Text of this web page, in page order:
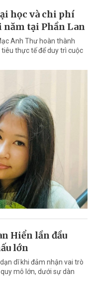
học và chi phí
tại Phần Lan
Anh Thư hoàn thành
thực tế để duy trì cuộc
Hiển lần đầu
lớn
dĩ khi đảm nhận vai trò
mô lớn, dưới sự dàn